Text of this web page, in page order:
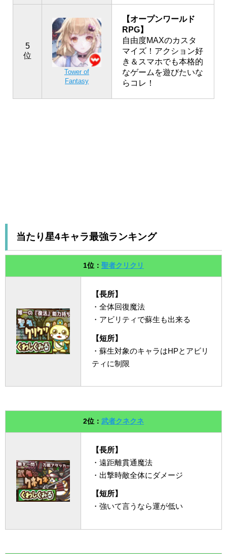
5
位
Tower of
Fantasy
【オープンワールド
RPG】
自由度MAXのカスタ
マイズ！アクション好
き＆スマホでも本格的
なゲームを遊びたいな
らコレ！
当たり星4キャラ最強ランキング
1位： 聖者クリクリ
【長所】
・全体回復魔法
・アビリティで蘇生も出来る
【短所】
・蘇生対象のキャラはHPとアビリ
ティに制限
2位： 武者クネクネ
【長所】
・遠距離貫通魔法
・出撃時敵全体にダメージ
【短所】
・強いて言うなら運が低い